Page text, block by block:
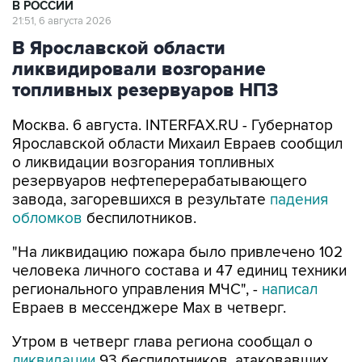
В Ярославской области
ликвидировали возгорание
топливных резервуаров НПЗ
Москва. 6 августа. INTERFAX.RU - Губернатор
о ликвидации возгорания топливных
резервуаров нефтеперерабатывающего
завода, загоревшихся в результатепадения
обломковбеспилотников.
"На ликвидацию пожара было привлечено 102
регионального управления МЧС", -написал
Евраев в мессенджере Мах в четверг.
Утром в четверг глава региона сообщал о
Ярославскую область. Вследствие падения